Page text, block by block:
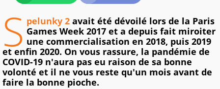
S pelunky 2 avait été dévoilé lors de la Paris
Games Week 2017 et a depuis fait miroiter
une commercialisation en 2018, puis 2019
et enfin 2020. On vous rassure, la pandémie de
COVID-19 n'aura pas eu raison de sa bonne
volonté et il ne vous reste qu'un mois avant de
faire la bonne pioche.